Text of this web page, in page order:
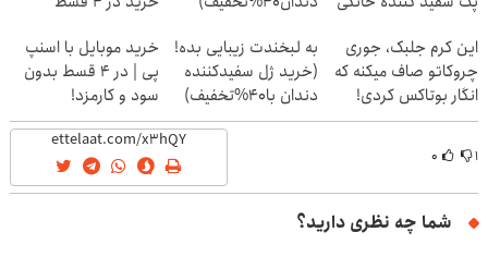
این کرم جلبک، جوری
چروکاتو صاف میکنه که
انگار بوتاکس کردی!
(تخفیف ویژه)
به لبخندت زیبایی بده!
(خرید ژل سفیدکننده
دندان با40%تخفیف)
خرید موبایل با اسنپ
پی | در ۴ قسط بدون
سود و کارمزد!
۱ ۰
شما چه نظری دارید؟